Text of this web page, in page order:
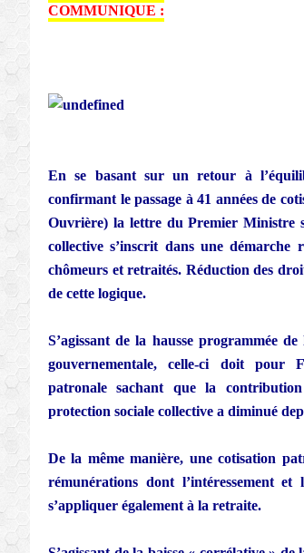
COMMUNIQUE :
En se basant sur un retour à
confirmant le passage à 41 années de
Ouvrière) la lettre du Premier Ministre
collective s’inscrit dans une démarche
chômeurs et retraités. Réduction des
de cette logique.
S’agissant de la hausse programmée
gouvernementale, celle-ci doit pour
patronale sachant que la
protection sociale collective a diminué
De la même manière, une cotisation
rémunérations dont l’intéressement
s’appliquer également à la retraite.